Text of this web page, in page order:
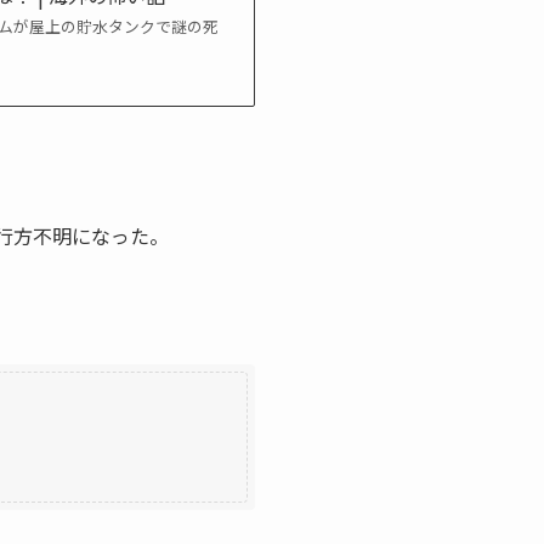
が屋上の貯水タンクで謎の死
不明になった。